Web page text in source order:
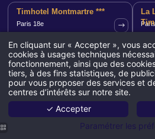
Timhotel Montmartre ***
Paris 18e
La
Timhotel Opéra Madeleine
***
Paris 8e
Timhotel Paris Gare de
l'Est ***
Paris 10e
En cliquant sur « Accepter », vous
cookies à usages techniques
fonctionnement, ainsi que des
tiers, à des fins statistiques, de
pour vous proposer des services et
centres d’intérêts sur notre site.
✓ Accepter
Paramétrer les